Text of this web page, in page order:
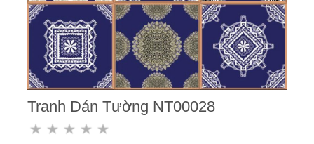
Tranh Dán Tường NT00028